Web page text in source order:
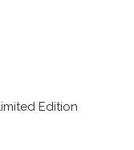
Edition